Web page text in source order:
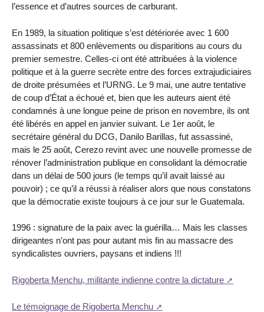
l’essence et d’autres sources de carburant.
En 1989, la situation politique s’est détériorée avec 1 600
assassinats et 800 enlèvements ou disparitions au cours du
premier semestre. Celles-ci ont été attribuées à la violence
politique et à la guerre secrète entre des forces extrajudiciaires
de droite présumées et l’URNG. Le 9 mai, une autre tentative
de coup d’État a échoué et, bien que les auteurs aient été
condamnés à une longue peine de prison en novembre, ils ont
été libérés en appel en janvier suivant. Le 1er août, le
secrétaire général du DCG, Danilo Barillas, fut assassiné,
mais le 25 août, Cerezo revint avec une nouvelle promesse de
rénover l’administration publique en consolidant la démocratie
dans un délai de 500 jours (le temps qu’il avait laissé au
pouvoir) ; ce qu’il a réussi à réaliser alors que nous constatons
que la démocratie existe toujours à ce jour sur le Guatemala.
1996 : signature de la paix avec la guérilla… Mais les classes
dirigeantes n’ont pas pour autant mis fin au massacre des
syndicalistes ouvriers, paysans et indiens !!!
Rigoberta Menchu, militante indienne contre la dictature
Le témoignage de Rigoberta Menchu